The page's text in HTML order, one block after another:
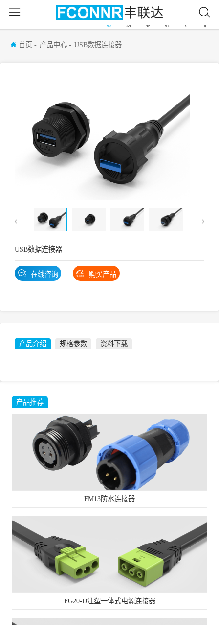
首
页
产
品
中
心
由
定
制
用
行
业
心
持
于
我
们
首页 产品中心 USB数据连接器
USB数据连接器
在线咨询 购买产品
产品介绍 规格参数 资料下载
产品推荐
FM13防水连接器
FG20-D注塑一体式电源连接器